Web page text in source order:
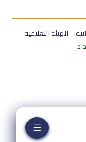
الهيئة التعليمية